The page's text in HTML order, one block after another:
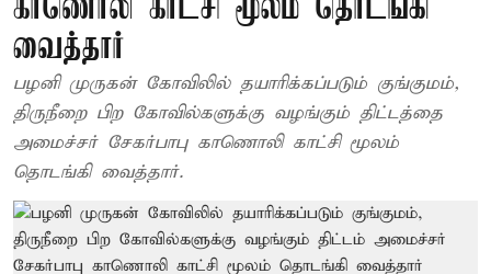
காணொலி காட்சி மூலம் தொடங்கி
வைத்தார்
பழனி முருகன் கோவிலில் தயாரிக்கப்படும் குங்குமம்,
திருநீறை பிற கோவில்களுக்கு வழங்கும் திட்டத்தை
அமைச்சர் சேகர்பாபு காணொலி காட்சி மூலம்
தொடங்கி வைத்தார்.